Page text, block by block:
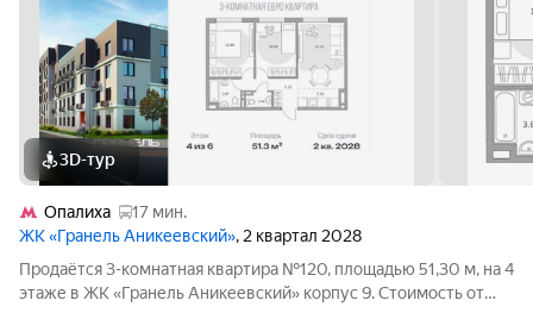
3D-тур
Опалиха
17 мин.
ЖК «Гранель Аникеевский», 2 квартал 2028
Продаётся 3-комнатная квартира №120, площадью 51,30 м, на 4
этаже в ЖК «Гранель Аникеевский» корпус 9. Стоимость от